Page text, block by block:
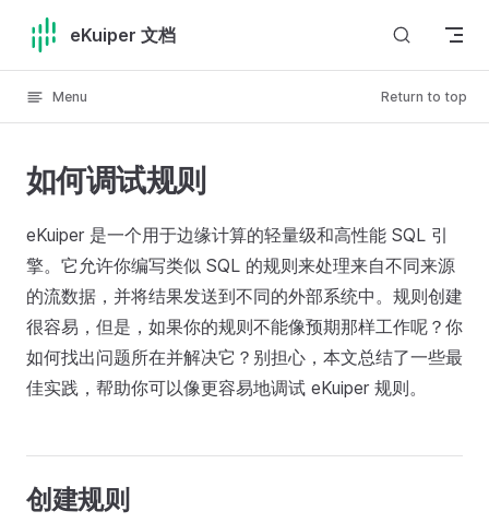
Skip to content
eKuiper 文档
Menu Return to top
如何调试规则
eKuiper 是一个用于边缘计算的轻量级和高性能 SQL 引
擎。它允许你编写类似 SQL 的规则来处理来自不同来源
的流数据，并将结果发送到不同的外部系统中。规则创建
很容易，但是，如果你的规则不能像预期那样工作呢？你
如何找出问题所在并解决它？别担心，本文总结了一些最
佳实践，帮助你可以像更容易地调试 eKuiper 规则。
创建规则